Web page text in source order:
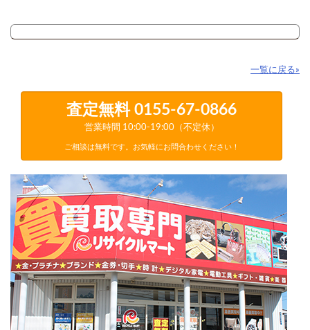
一覧に戻る»
査定無料 0155-67-0866
営業時間 10:00-19:00（不定休）
ご相談は無料です。お気軽にお問合わせください！